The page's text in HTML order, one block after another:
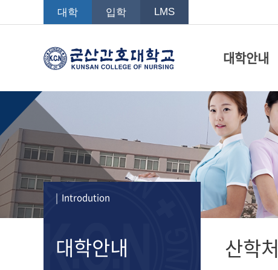
대학 입학 LMS
대학안내
| Introdution
대학안내 산학처